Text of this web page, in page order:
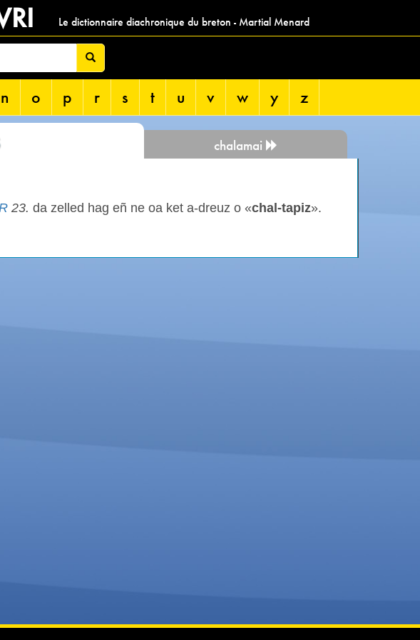
Le dictionnaire diachronique du breton - Martial Menard
n o p r s t u v w y z
chalamai
23. da zelled hag eñ ne oa ket a-dreuz o «chal-tapiz».